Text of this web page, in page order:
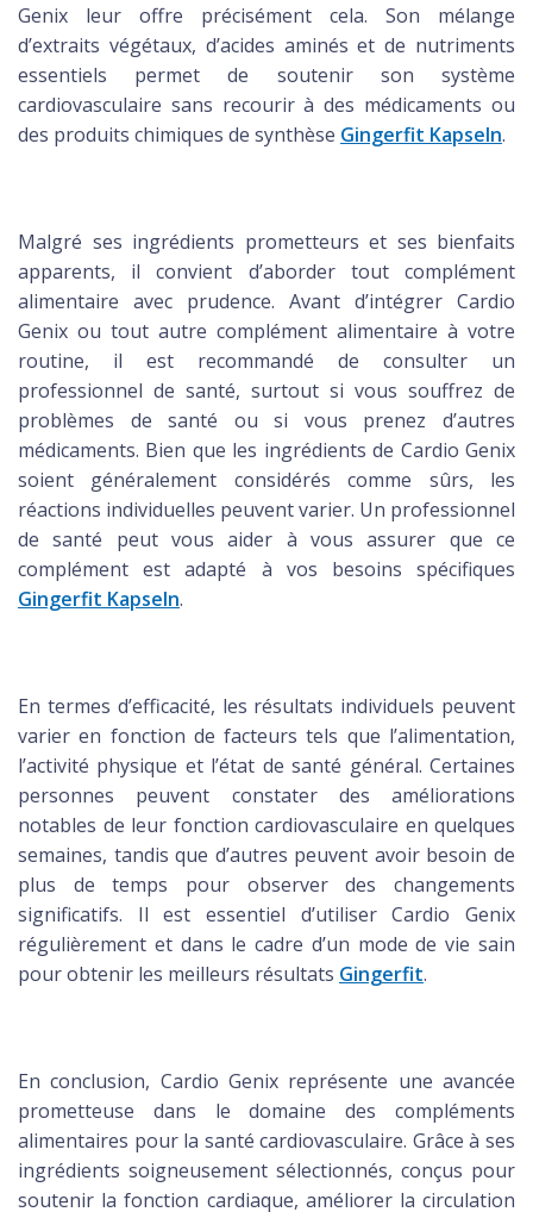
Genix leur offre précisément cela. Son mélange
d’extraits végétaux, d’acides aminés et de nutriments
essentiels permet de soutenir son système
cardiovasculaire sans recourir à des médicaments ou
des produits chimiques de synthèse Gingerfit Kapseln.
Malgré ses ingrédients prometteurs et ses bienfaits
apparents, il convient d’aborder tout complément
alimentaire avec prudence. Avant d’intégrer Cardio
Genix ou tout autre complément alimentaire à votre
routine, il est recommandé de consulter un
professionnel de santé, surtout si vous souffrez de
problèmes de santé ou si vous prenez d’autres
médicaments. Bien que les ingrédients de Cardio Genix
soient généralement considérés comme sûrs, les
réactions individuelles peuvent varier. Un professionnel
de santé peut vous aider à vous assurer que ce
complément est adapté à vos besoins spécifiques
Gingerfit Kapseln.
En termes d’efficacité, les résultats individuels peuvent
varier en fonction de facteurs tels que l’alimentation,
l’activité physique et l’état de santé général. Certaines
personnes peuvent constater des améliorations
notables de leur fonction cardiovasculaire en quelques
semaines, tandis que d’autres peuvent avoir besoin de
plus de temps pour observer des changements
significatifs. Il est essentiel d’utiliser Cardio Genix
régulièrement et dans le cadre d’un mode de vie sain
pour obtenir les meilleurs résultats Gingerfit.
En conclusion, Cardio Genix représente une avancée
prometteuse dans le domaine des compléments
alimentaires pour la santé cardiovasculaire. Grâce à ses
ingrédients soigneusement sélectionnés, conçus pour
soutenir la fonction cardiaque, améliorer la circulation